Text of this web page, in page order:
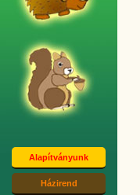
Alapítványunk
Házirend